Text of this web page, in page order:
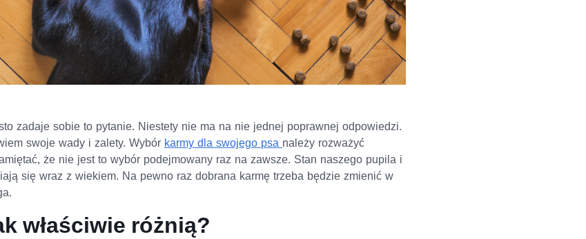
zadaje sobie to pytanie. Niestety nie ma na nie jednej poprawnej odpowiedzi.
swoje wady i zalety. Wybór karmy dla swojego psa należy rozważyć
że nie jest to wybór podejmowany raz na zawsze. Stan naszego pupila i
się wraz z wiekiem. Na pewno raz dobrana karmę trzeba będzie zmienić w
właściwie różnią?